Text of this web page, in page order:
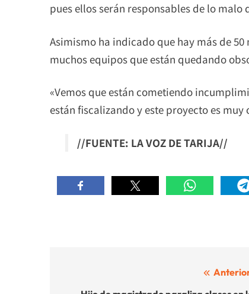
pues ellos serán responsables de lo
Asimismo ha indicado que hay más de
muchos equipos que están quedando
«Vemos que están cometiendo
están fiscalizando y este proyecto es
//FUENTE: LA VOZ DE TARIJA//